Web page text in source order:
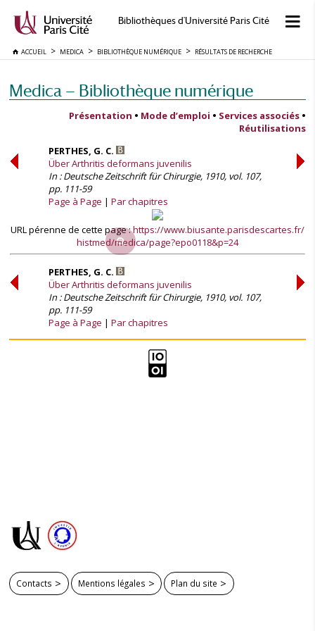
Bibliothèques d'Université Paris Cité
ACCUEIL MEDICA BIBLIOTHÈQUE NUMÉRIQUE RÉSULTATS DE RECHERCHE
Medica — Bibliothèque numérique
Présentation • Mode d’emploi • Services associés •
Réutilisations
PERTHES, G. C.
Über Arthritis deformans juvenilis
In : Deutsche Zeitschrift für Chirurgie, 1910, vol. 107,
pp. 111-59
Page à Page
Par chapitres
URL pérenne de cette page :https://www.biusante.parisdescartes.fr/
histmed/medica/page?epo0118&p=24
PERTHES, G. C.
Über Arthritis deformans juvenilis
In : Deutsche Zeitschrift für Chirurgie, 1910, vol. 107,
pp. 111-59
Page à Page
Par chapitres
Contacts Mentions légales Plan du site